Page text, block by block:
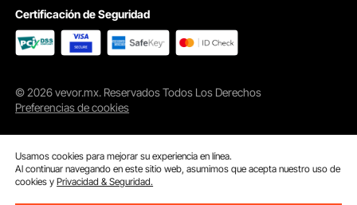
Certificación de Seguridad
© 2026 vevor.mx. Reservados Todos Los Derechos
Preferencias de cookies
Usamos cookies para mejorar su experiencia en línea.
Al continuar navegando en este sitio web, asumimos que acepta nuestro uso de
cookies yPrivacidad & Seguridad.